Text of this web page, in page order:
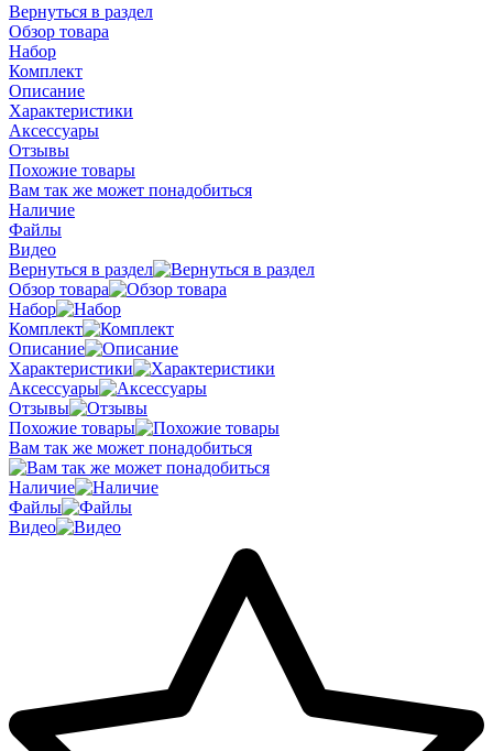
Вернуться в раздел
Обзор товара
Набор
Комплект
Описание
Характеристики
Аксессуары
Отзывы
Похожие товары
Вам так же может понадобиться
Наличие
Файлы
Видео
Вернуться в раздел
Обзор товара
Набор
Комплект
Описание
Характеристики
Аксессуары
Отзывы
Похожие товары
Вам так же может понадобиться
Наличие
Файлы
Видео